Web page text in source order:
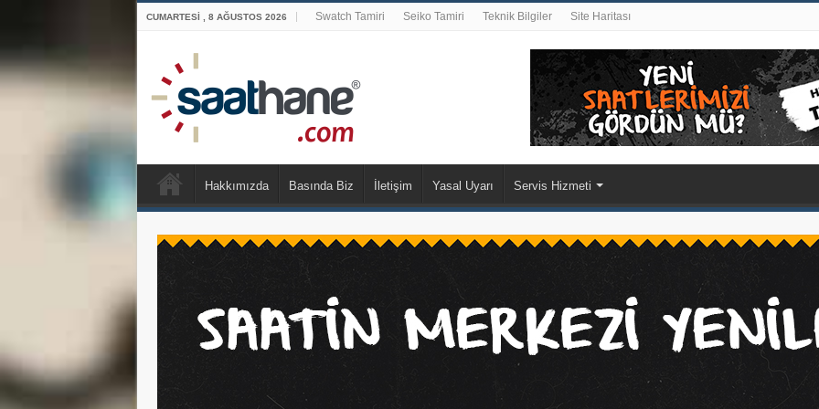
CUMARTESI , 8 AĞUSTOS 2026 Swatch Tamiri Seiko Tamiri Teknik Bilgiler Site Haritası
Hakkımızda Basında Biz İletişim Yasal Uyarı Servis Hizmeti